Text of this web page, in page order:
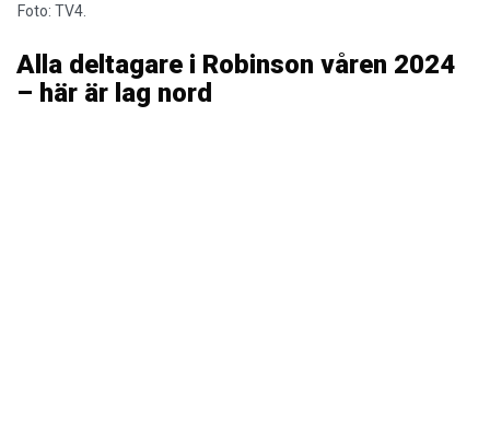
Foto: TV4.
Alla deltagare i Robinson våren 2024
– här är lag nord